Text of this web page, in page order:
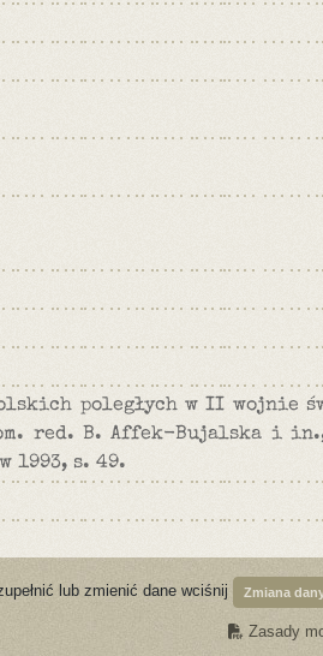
poległych w II wojnie
red. B. Affek-Bujalska i
1993, s. 49.
lub zmienić dane wciśnij Zmiana
Zasady